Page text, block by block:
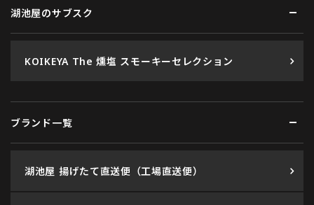
湖池屋のサブスク
KOIKEYA The 燻塩 スモーキーセレクション
ブランド一覧
湖池屋 揚げたて直送便（工場直送便）